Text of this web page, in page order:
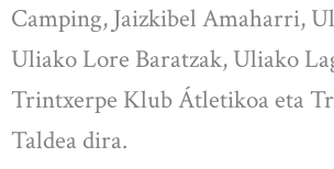
Camping, Jaizkibel Amaharri,
Uliako Lore Baratzak, Uliako
Trintxerpe Klub Átletikoa eta
Taldea dira.